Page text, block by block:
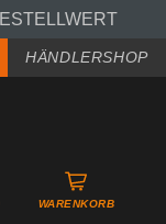
HÄNDLERSHOP
WARENKORB